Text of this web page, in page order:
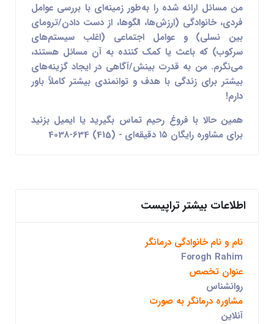
من مسائل ارائه شده را به‌طور زمینه‌ای با بررسی عوامل
فردی، خانوادگی (ارزش‌ها، الگوها، از دست دادن/ترومای
بین نسلی) و عوامل اجتماعی (اغلب سیستم‌های
سرکوب) که باعث یا کمک کننده به آن مسائل هستند،
می‌نگرم. من به قدرت بینش/آگاهی در ایجاد گزینه‌های
بیشتر برای زندگی با هدف و توانمندی بیشتر کاملاً باور
دارم!
همین حالا با فروغ رحیم تماس بگیرید یا ایمیل بزنید
برای مشاوره رایگان ۱۵ دقیقه‌ای - (415) 634-4038
اطلاعات بیشتر تراپیست
نام و نام خانوادگی درمانگر
Forogh Rahim
عنوان تخصص
روانشناس
مشاوره درمانگر به صورت
آنلاین